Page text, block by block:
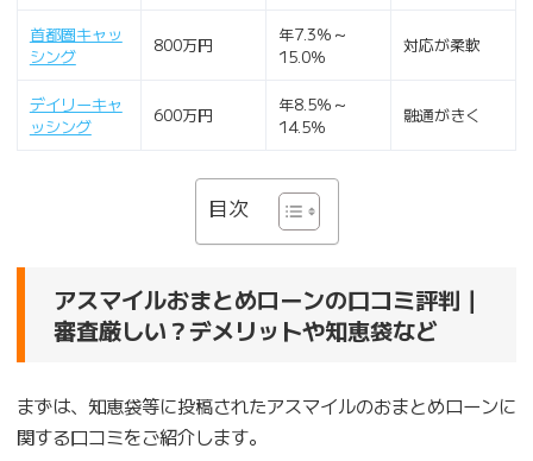
首都圏キャッ
シング
800万円
年7.3％～
15.0％
対応が柔軟
デイリーキャ
ッシング
600万円
年8.5％～
14.5％
融通がきく
目次
アスマイルおまとめローンの口コミ評判｜
審査厳しい？デメリットや知恵袋など
まずは、知恵袋等に投稿されたアスマイルのおまとめローンに
関する口コミをご紹介します。